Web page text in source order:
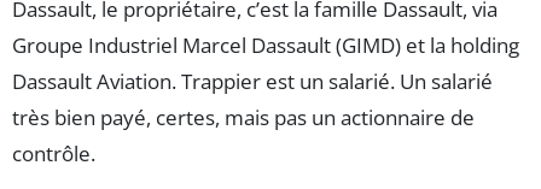
Dassault, le propriétaire, c’est la famille Dassault, via
Groupe Industriel Marcel Dassault (GIMD) et la holding
Dassault Aviation. Trappier est un salarié. Un salarié
très bien payé, certes, mais pas un actionnaire de
contrôle.